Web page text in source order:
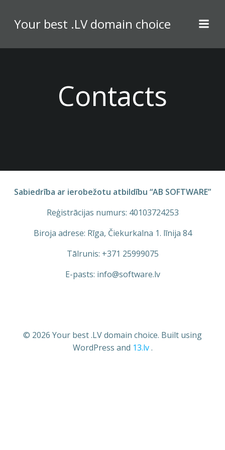
content
Your best .LV domain choice
Contacts
Sabiedrība ar ierobežotu atbildību “AB SOFTWARE”
Reģistrācijas numurs: 40103724253
Biroja adrese: Rīga, Čiekurkalna 1. līnija 84
Tālrunis: +371 25999075
E-pasts: info@software.lv
© 2026 Your best .LV domain choice. Built using
WordPress and 13.lv.